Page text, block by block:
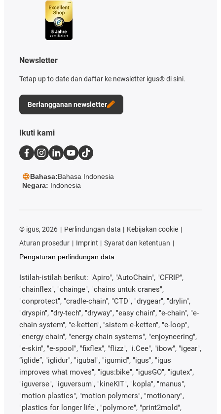
Newsletter
Tetap up to date dan daftar ke newsletter igus® di sini.
Berlangganan newsletter
Ikuti kami
Bahasa:Bahasa Indonesia
Negara: Indonesia
© igus, 2026 Perlindungan data
Kebijakan cookie
Aturan prosedur
Imprint
Syarat dan ketentuan
Pengaturan perlindungan data
Istilah-istilah berikut: "Apiro", "AutoChain", "CFRIP",
"chainflex", "chainge", "chains untuk cranes",
"conprotect", "cradle-chain", "CTD", "drygear", "drylin",
"dryspin", "dry-tech", "dryway", "easy chain", "e-chain", "e-
chain system", "e-ketten", "sistem e-ketten", "e-loop",
"energy chain", "energy chain systems", "enjoyneering",
"e-skin", "e-spool", "fixflex", "flizz", "i.Cee", "ibow", "igear",
“iglide”, "iglidur", "igubal", "igumid", "igus", "igus
improves what moves", "igus:bike", "igusGO", "igutex",
"iguverse", "iguversum", "kineKIT", "kopla", "manus",
"motion plastics", "motion polymers", "motionary",
"plastics for longer life", "polymore", "print2mold",